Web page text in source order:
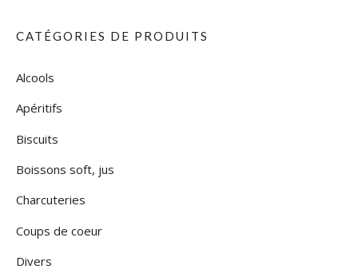
CATÉGORIES DE PRODUITS
Alcools
Apéritifs
Biscuits
Boissons soft, jus
Charcuteries
Coups de coeur
Divers